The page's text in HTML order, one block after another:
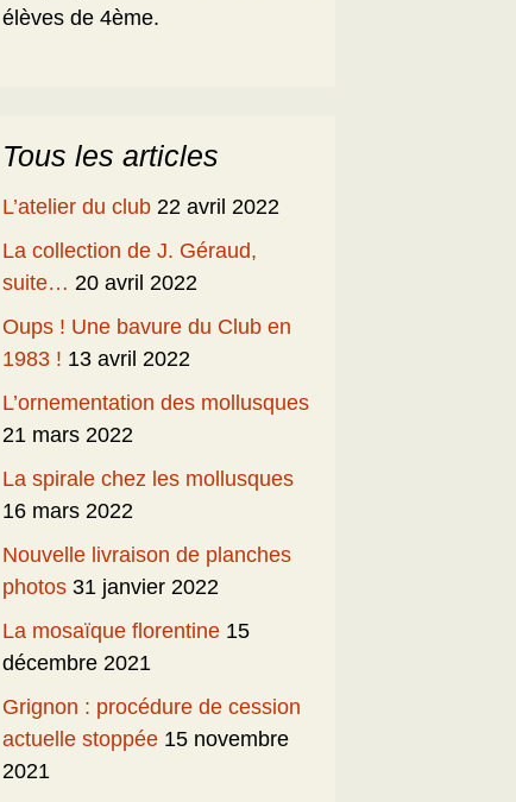
élèves de 4ème.
Tous les articles
L’atelier du club 22 avril 2022
La collection de J. Géraud,
suite… 20 avril 2022
Oups ! Une bavure du Club en
1983 ! 13 avril 2022
L’ornementation des mollusques
21 mars 2022
La spirale chez les mollusques
16 mars 2022
Nouvelle livraison de planches
photos 31 janvier 2022
La mosaïque florentine 15
décembre 2021
Grignon : procédure de cession
actuelle stoppée 15 novembre
2021